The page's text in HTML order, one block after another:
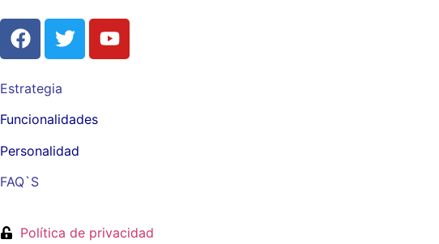
Estrategia
Funcionalidades
Personalidad
FAQ`S
Política de privacidad